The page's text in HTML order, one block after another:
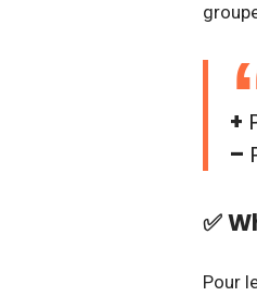
+
–
✅
Pour